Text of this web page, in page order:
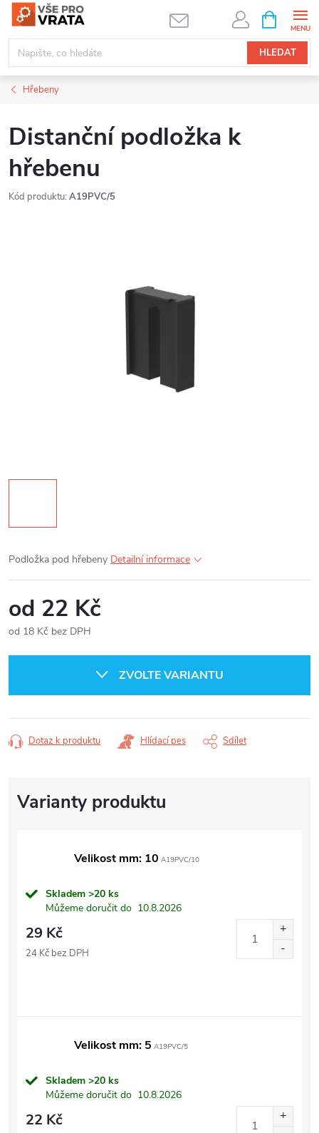
Přejít
obsah
HLEDAT
NÁKUPNÍ
KOŠÍK
Hřebeny
Distanční podložka k
hřebenu
Kód produktu: A19PVC/5
Podložka pod hřebeny Detailní informace
od 22 Kč
od 18 Kč bez DPH
ZVOLTE VARIANTU
Dotaz k produktu Hlídací pes Sdílet
Velikost mm: 10 A19PVC/10
Skladem >20 ks
Můžeme doručit do 10.8.2026
29 Kč
24 Kč bez DPH
Velikost mm: 5 A19PVC/5
Skladem >20 ks
Můžeme doručit do 10.8.2026
22 Kč